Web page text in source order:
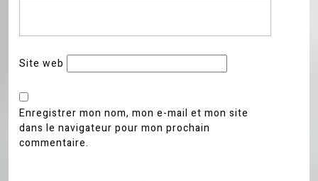
Site web
Enregistrer mon nom, mon e-mail et mon site
dans le navigateur pour mon prochain
commentaire.